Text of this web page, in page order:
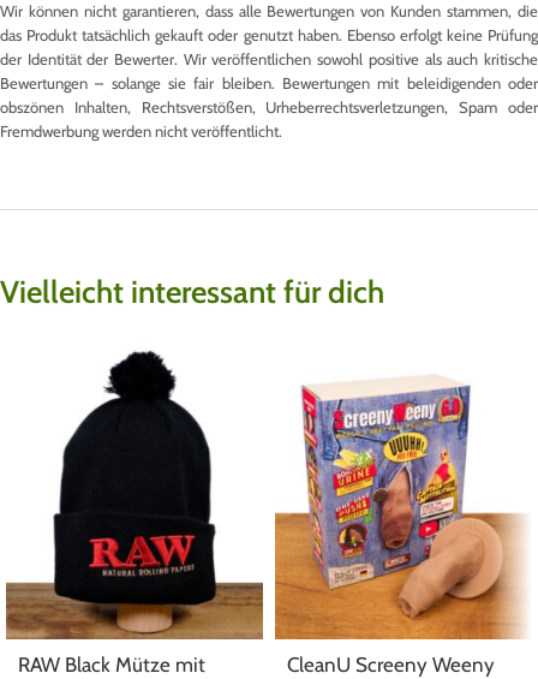
Wir können nicht garantieren, dass alle Bewertungen von Kunden stammen, die
das Produkt tatsächlich gekauft oder genutzt haben. Ebenso erfolgt keine Prüfung
der Identität der Bewerter. Wir veröffentlichen sowohl positive als auch kritische
Bewertungen – solange sie fair bleiben. Bewertungen mit beleidigenden oder
obszönen Inhalten, Rechtsverstößen, Urheberrechtsverletzungen, Spam oder
Fremdwerbung werden nicht veröffentlicht.
Vielleicht interessant für dich
RAW Black Mütze mit
CleanU Screeny Weeny